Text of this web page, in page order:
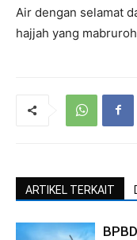
Air dengan selamat
hajjah yang
ARTIKEL TERKAIT